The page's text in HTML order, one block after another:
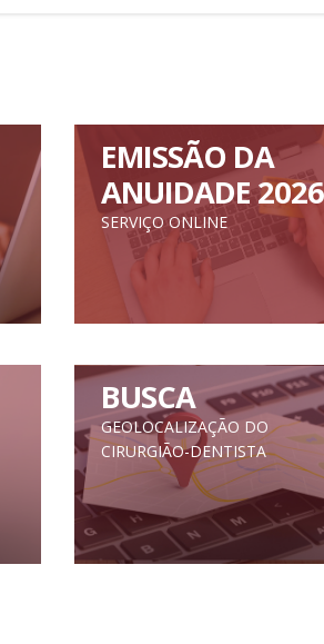
EMISSÃO DA
ANUIDADE 2026
SERVIÇO ONLINE
BUSCA
GEOLOCALIZAÇÃO DO
CIRURGIÃO-DENTISTA